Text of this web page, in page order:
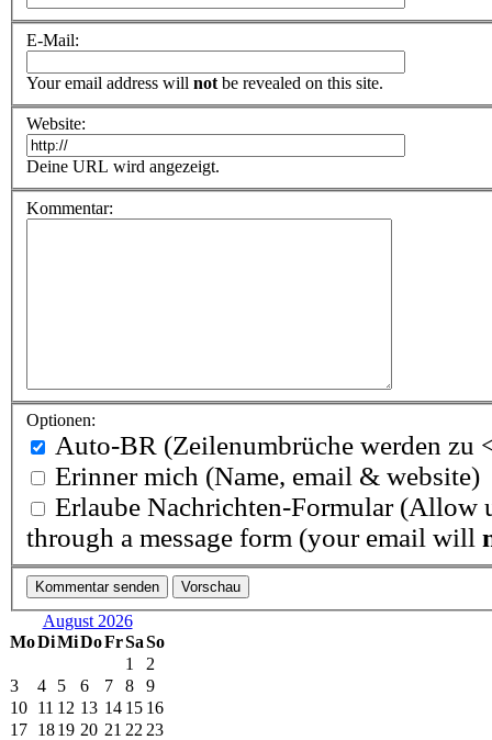
E-Mail:
Your email address will not be revealed on this site.
Website:
Deine URL wird angezeigt.
Kommentar:
Optionen:
Auto-BR (Zeilenumbrüche werden zu
Erinner mich (Name, email & website)
Erlaube Nachrichten-Formular (Allow
through a message form (your email will
August 2026
MoDiMiDoFrSaSo
1
2
3
4 5 6 7 8
9
10 11 12 13 14 15 16
17 1819 20 21 22 23